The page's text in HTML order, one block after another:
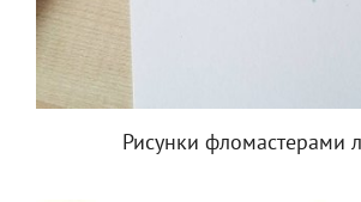
Рисунки фломастерами